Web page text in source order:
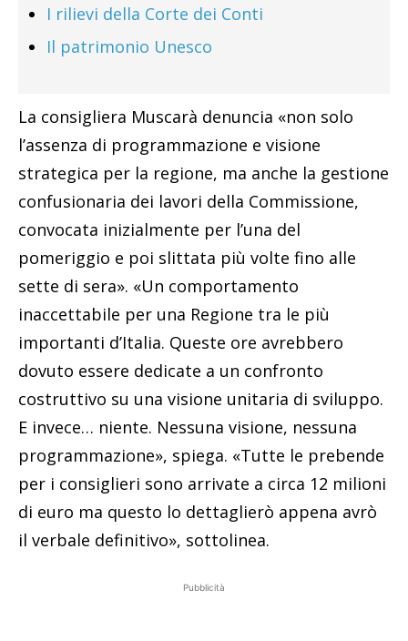
I rilievi della Corte dei Conti
Il patrimonio Unesco
La consigliera Muscarà denuncia «non solo
l’assenza di programmazione e visione
strategica per la regione, ma anche la gestione
confusionaria dei lavori della Commissione,
convocata inizialmente per l’una del
pomeriggio e poi slittata più volte fino alle
sette di sera». «Un comportamento
inaccettabile per una Regione tra le più
importanti d’Italia. Queste ore avrebbero
dovuto essere dedicate a un confronto
costruttivo su una visione unitaria di sviluppo.
E invece… niente. Nessuna visione, nessuna
programmazione», spiega. «Tutte le prebende
per i consiglieri sono arrivate a circa 12 milioni
di euro ma questo lo dettaglierò appena avrò
il verbale definitivo», sottolinea.
Pubblicità